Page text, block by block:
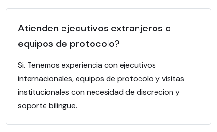
Atienden ejecutivos extranjeros o
equipos de protocolo?
Si. Tenemos experiencia con ejecutivos
internacionales, equipos de protocolo y visitas
institucionales con necesidad de discrecion y
soporte bilingue.